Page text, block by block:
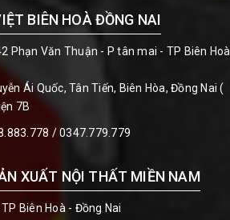
BIÊN HOÀ ĐỒNG NAI
Phạn Văn Thuận - P tân mai - TP Biên Hoà
Ái Quốc, Tân Tiến, Biên Hòa, Đồng Nai (
7B
/ 0347.779.779
XUẤT NỘI THẤT MIỀN NAM
Biên Hoà - Đồng Nai